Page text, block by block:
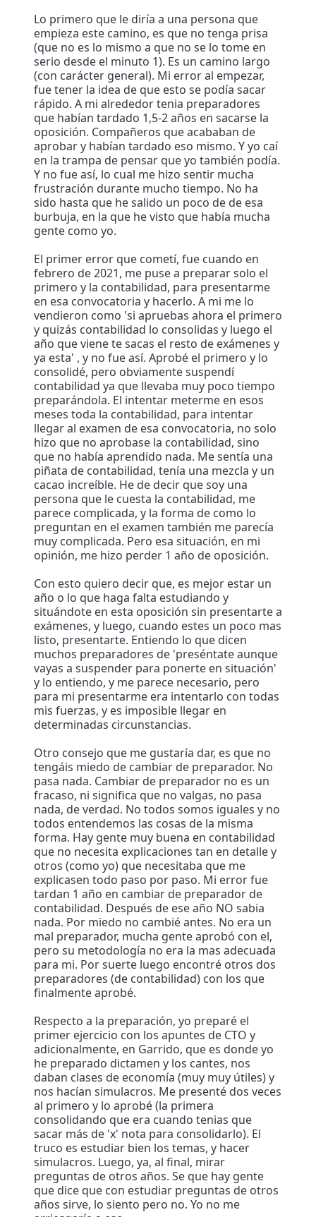
Lo primero que le diría a una persona que
empieza este camino, es que no tenga prisa
(que no es lo mismo a que no se lo tome en
serio desde el minuto 1). Es un camino largo
(con carácter general). Mi error al empezar,
fue tener la idea de que esto se podía sacar
rápido. A mi alrededor tenia preparadores
que habían tardado 1,5-2 años en sacarse la
oposición. Compañeros que acababan de
aprobar y habían tardado eso mismo. Y yo caí
en la trampa de pensar que yo también podía.
Y no fue así, lo cual me hizo sentir mucha
frustración durante mucho tiempo. No ha
sido hasta que he salido un poco de de esa
burbuja, en la que he visto que había mucha
gente como yo.
El primer error que cometí, fue cuando en
febrero de 2021, me puse a preparar solo el
primero y la contabilidad, para presentarme
en esa convocatoria y hacerlo. A mi me lo
vendieron como 'si apruebas ahora el primero
y quizás contabilidad lo consolidas y luego el
año que viene te sacas el resto de exámenes y
ya esta' , y no fue así. Aprobé el primero y lo
consolidé, pero obviamente suspendí
contabilidad ya que llevaba muy poco tiempo
preparándola. El intentar meterme en esos
meses toda la contabilidad, para intentar
llegar al examen de esa convocatoria, no solo
hizo que no aprobase la contabilidad, sino
que no había aprendido nada. Me sentía una
piñata de contabilidad, tenía una mezcla y un
cacao increíble. He de decir que soy una
persona que le cuesta la contabilidad, me
parece complicada, y la forma de como lo
preguntan en el examen también me parecía
muy complicada. Pero esa situación, en mi
opinión, me hizo perder 1 año de oposición.
Con esto quiero decir que, es mejor estar un
año o lo que haga falta estudiando y
situándote en esta oposición sin presentarte a
exámenes, y luego, cuando estes un poco mas
listo, presentarte. Entiendo lo que dicen
muchos preparadores de 'preséntate aunque
vayas a suspender para ponerte en situación'
y lo entiendo, y me parece necesario, pero
para mi presentarme era intentarlo con todas
mis fuerzas, y es imposible llegar en
determinadas circunstancias.
Otro consejo que me gustaría dar, es que no
tengáis miedo de cambiar de preparador. No
pasa nada. Cambiar de preparador no es un
fracaso, ni significa que no valgas, no pasa
nada, de verdad. No todos somos iguales y no
todos entendemos las cosas de la misma
forma. Hay gente muy buena en contabilidad
que no necesita explicaciones tan en detalle y
otros (como yo) que necesitaba que me
explicasen todo paso por paso. Mi error fue
tardan 1 año en cambiar de preparador de
contabilidad. Después de ese año NO sabia
nada. Por miedo no cambié antes. No era un
mal preparador, mucha gente aprobó con el,
pero su metodología no era la mas adecuada
para mi. Por suerte luego encontré otros dos
preparadores (de contabilidad) con los que
finalmente aprobé.
Respecto a la preparación, yo preparé el
primer ejercicio con los apuntes de CTO y
adicionalmente, en Garrido, que es donde yo
he preparado dictamen y los cantes, nos
daban clases de economía (muy muy útiles) y
nos hacían simulacros. Me presenté dos veces
al primero y lo aprobé (la primera
consolidando que era cuando tenias que
sacar más de 'x' nota para consolidarlo). El
truco es estudiar bien los temas, y hacer
simulacros. Luego, ya, al final, mirar
preguntas de otros años. Se que hay gente
que dice que con estudiar preguntas de otros
años sirve, lo siento pero no. Yo no me